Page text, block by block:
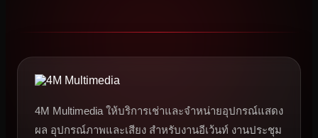
4M Multimedia ให้บริการเช่าและจำหน่ายอุปกรณ์แสดง
ผล อุปกรณ์ภาพและเสียง สำหรับงานอีเว้นท์ งานประชุม